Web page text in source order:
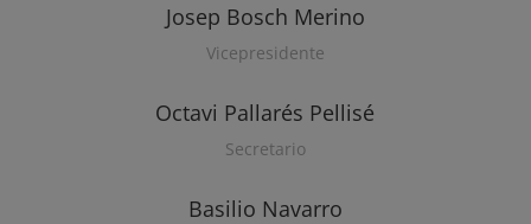
Josep Bosch Merino
Vicepresidente
Octavi Pallarés Pellisé
Secretario
Basilio Navarro